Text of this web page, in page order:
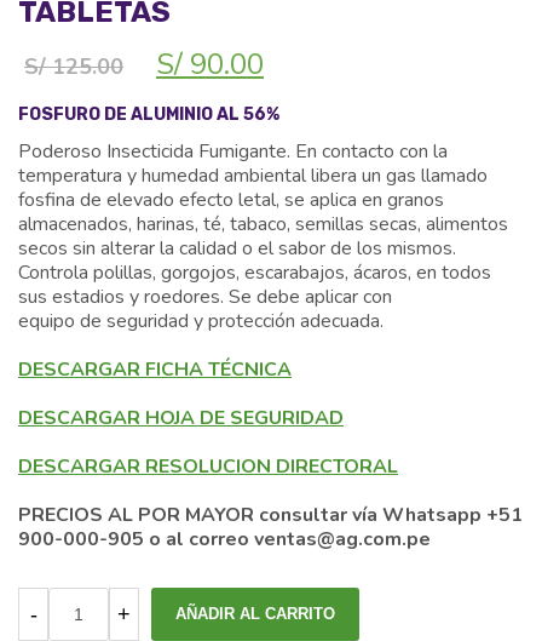
TABLETAS
S/125.00 El
precio
original
era:
S/ 125.00.
S/ 90.00
actual
es:
S/ 90.00.
FOSFURO DE ALUMINIO AL 56%
Poderoso Insecticida Fumigante. En contacto con la
temperatura y humedad ambiental libera un gas llamado
fosfina de elevado efecto letal, se aplica en granos
almacenados, harinas, té, tabaco, semillas secas, alimentos
secos sin alterar la calidad o el sabor de los mismos.
Controla polillas, gorgojos, escarabajos, ácaros, en todos
sus estadios y roedores. Se debe aplicar con
equipo de seguridad y protección adecuada.
DESCARGAR FICHA TÉCNICA
DESCARGAR HOJA DE SEGURIDAD
DESCARGAR RESOLUCION DIRECTORAL
PRECIOS AL POR MAYOR consultar vía Whatsapp +51
900-000-905 o al correo ventas@ag.com.pe
AÑADIR AL CARRITO